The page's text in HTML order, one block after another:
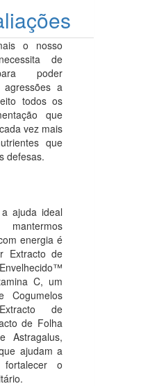
o nosso
de
poder
a
todos os
que
vez mais
que
defesas.
ajuda ideal
energia é
Extracto de
C, um
Cogumelos
de
de Folha
Astragalus,
ajudam a
o